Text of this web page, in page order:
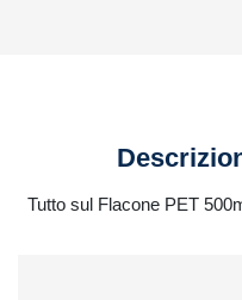
Tutto sul Flacone PET